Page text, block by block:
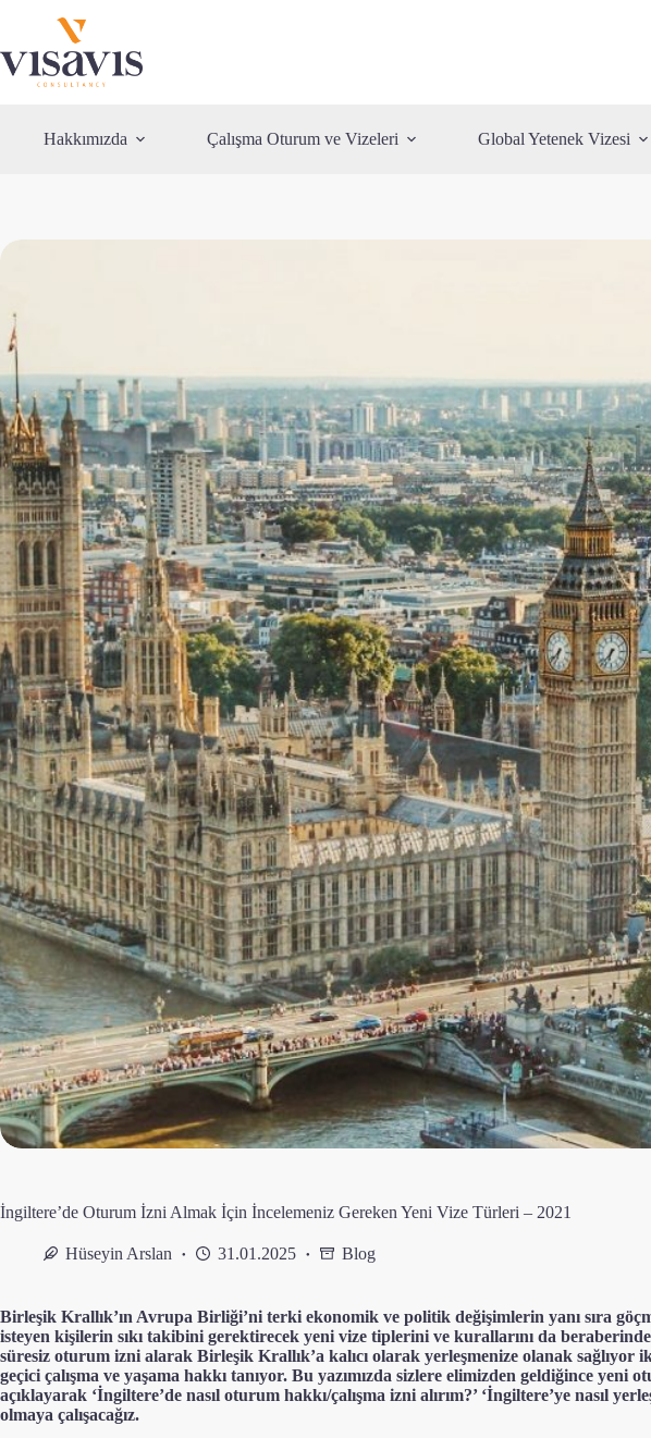
content
Hakkımızda Çalışma Oturum ve Vizeleri Global Yetenek Vizesi
İngiltere’de Oturum İzni Almak İçin İncelemeniz Gereken Yeni Vize Türleri – 2021
Hüseyin Arslan 31.01.2025 Blog
Birleşik Krallık’ın Avrupa Birliği’ni terki ekonomik ve politik değişimlerin yanı sıra
isteyen kişilerin sıkı takibini gerektirecek yeni vize tiplerini ve kurallarını da
süresiz oturum izni alarak Birleşik Krallık’a kalıcı olarak yerleşmenize olanak sağlıyor
geçici çalışma ve yaşama hakkı tanıyor. Bu yazımızda sizlere elimizden geldiğince yeni
açıklayarak ‘İngiltere’de nasıl oturum hakkı/çalışma izni alırım?’ ‘İngiltere’ye nasıl
olmaya çalışacağız.